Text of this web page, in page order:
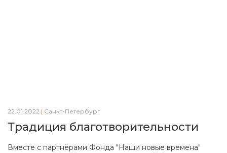
22.01.2022 | Санкт-Петербург
Традиция благотворительности
Вместе с партнёрами Фонда "Наши новые времена"